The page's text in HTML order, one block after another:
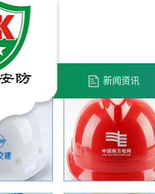
新闻资讯